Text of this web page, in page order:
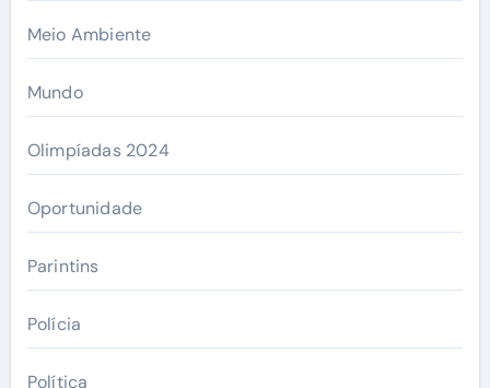
Meio Ambiente
Mundo
Olimpíadas 2024
Oportunidade
Parintins
Polícia
Política